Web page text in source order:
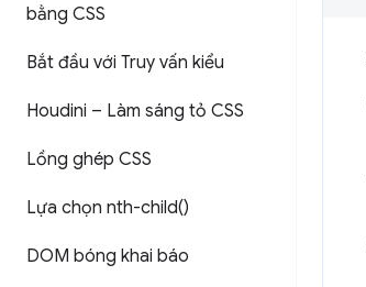
bằng CSS
Bắt đầu với Truy vấn kiểu
Houdini – Làm sáng tỏ CSS
Lồng ghép CSS
Lựa chọn nth-child()
DOM bóng khai báo